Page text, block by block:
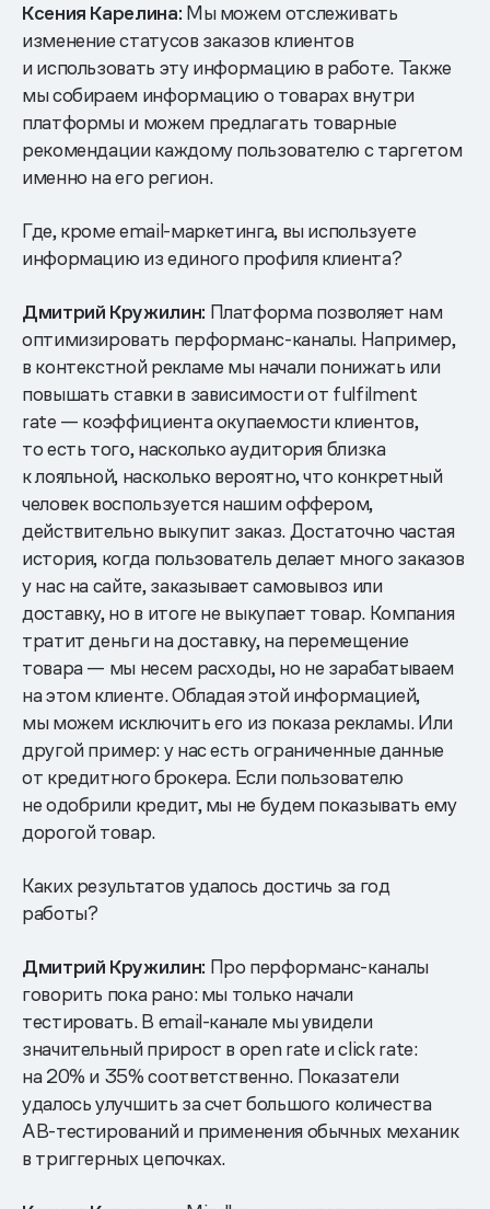
Ксения Карелина: Мы можем отслеживать
изменение статусов заказов клиентов
и использовать эту информацию в работе. Также
мы собираем информацию о товарах внутри
платформы и можем предлагать товарные
рекомендации каждому пользователю с таргетом
именно на его регион.
Где, кроме email-маркетинга, вы используете
информацию из единого профиля клиента?
Дмитрий Кружилин: Платформа позволяет нам
оптимизировать перформанс-каналы. Например,
в контекстной рекламе мы начали понижать или
повышать ставки в зависимости от fulfilment
rate — коэффициента окупаемости клиентов,
то есть того, насколько аудитория близка
к лояльной, насколько вероятно, что конкретный
человек воспользуется нашим оффером,
действительно выкупит заказ. Достаточно частая
история, когда пользователь делает много заказов
у нас на сайте, заказывает самовывоз или
доставку, но в итоге не выкупает товар. Компания
тратит деньги на доставку, на перемещение
товара — мы несем расходы, но не зарабатываем
на этом клиенте. Обладая этой информацией,
мы можем исключить его из показа рекламы. Или
другой пример: у нас есть ограниченные данные
от кредитного брокера. Если пользователю
не одобрили кредит, мы не будем показывать ему
дорогой товар.
Каких результатов удалось достичь за год
работы?
Дмитрий Кружилин: Про перформанс-каналы
говорить пока рано: мы только начали
тестировать. В email-канале мы увидели
значительный прирост в open rate и click rate:
на 20% и 35% соответственно. Показатели
удалось улучшить за счет большого количества
AB-тестирований и применения обычных механик
в триггерных цепочках.